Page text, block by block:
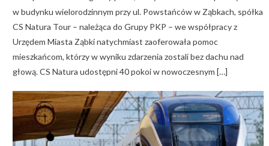
w budynku wielorodzinnym przy ul. Powstańców w Ząbkach, spółka
CS Natura Tour – należąca do Grupy PKP – we współpracy z
Urzędem Miasta Ząbki natychmiast zaoferowała pomoc
mieszkańcom, którzy w wyniku zdarzenia zostali bez dachu nad
głową. CS Natura udostępni 40 pokoi w nowoczesnym […]